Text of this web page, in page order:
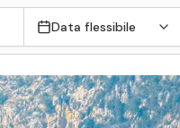
Data flessibile